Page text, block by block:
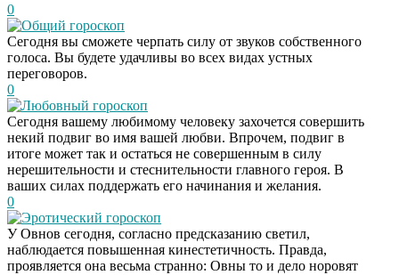
0
Общий гороскоп
Сегодня вы сможете черпать силу от звуков собственного
голоса. Вы будете удачливы во всех видах устных
переговоров.
0
Любовный гороскоп
Сегодня вашему любимому человеку захочется совершить
некий подвиг во имя вашей любви. Впрочем, подвиг в
итоге может так и остаться не совершенным в силу
нерешительности и стеснительности главного героя. В
ваших силах поддержать его начинания и желания.
0
Эротический гороскоп
У Овнов сегодня, согласно предсказанию светил,
наблюдается повышенная кинестетичность. Правда,
проявляется она весьма странно: Овны то и дело норовят